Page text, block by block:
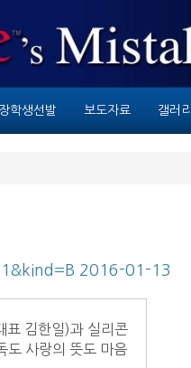
장학생선발 보도자료 갤러리
2016-01-13
도 사랑의 뜻도 마음